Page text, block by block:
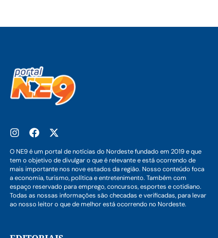
O NE9 é um portal de notícias do Nordeste fundado em 2019 e que
tem o objetivo de divulgar o que é relevante e está ocorrendo de
mais importante nos nove estados da região. Nosso conteúdo foca
a economia, turismo, política e entretenimento. Também com
espaço reservado para emprego, concursos, esportes e cotidiano.
Todas as nossas informações são checadas e verificadas, para levar
ao nosso leitor o que de melhor está ocorrendo no Nordeste.